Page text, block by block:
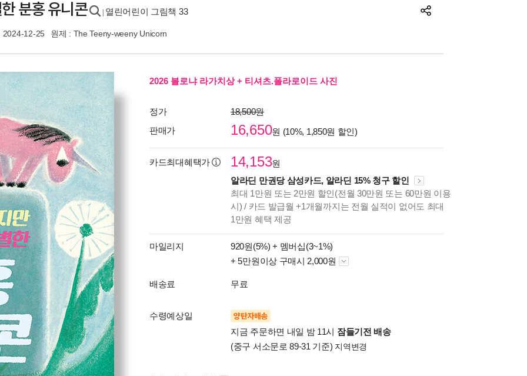
분홍 유니콘 열린어린이 그림책 33
2024-12-25 원제 : The Teeny-weeny Unicorn
2026 볼로냐 라가치상 + 티셔츠.폴라로이드 사진
정가
18,500원
판매가
16,650원 (10%, 1,850원 할인)
카드최대혜택가 14,153원
알라딘 만권당 삼성카드, 알라딘 15% 청구 할인
최대 1만원 또는 2만원 할인(전월 30만원 또는 60만원 이용
시) / 카드 발급월 +1개월까지는 전월 실적이 없어도 최대
1만원 혜택 제공
마일리지 920원(5%) + 멤버십(3~1%)
+ 5만원이상 구매시 2,000원
배송료 무료
수령예상일 양탄자배송
지금 주문하면 내일 밤 11시 잠들기전 배송
(중구 서소문로 89-31 기준) 지역변경